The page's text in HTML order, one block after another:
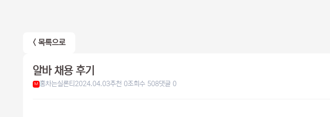
< 목록으로
알바 채용 후기
M 홍차는실론티 2024.04.03추천 0조회수 508댓글 0